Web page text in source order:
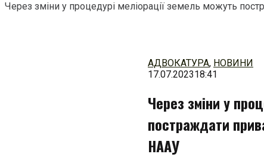
Через зміни у процедурі меліорації земель можуть
АДВОКАТУРА, НОВИНИ
17.07.202318:41
Через зміни у
постраждати
НААУ